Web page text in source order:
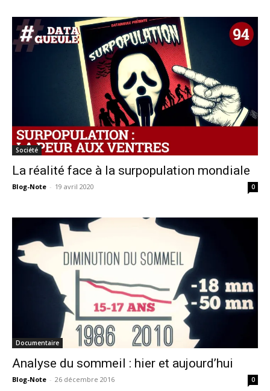
Société
La réalité face à la surpopulation mondiale
Blog-Note - 19 avril 2020 0
Documentaire
Analyse du sommeil : hier et aujourd’hui
Blog-Note - 26 décembre 2016 0